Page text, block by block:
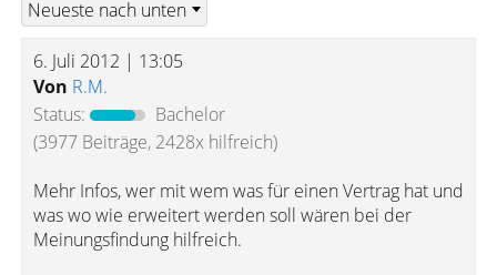
6. Juli 2012 | 13:05
Von R.M.
Status:
Bachelor
(3977 Beiträge, 2428x hilfreich)
Mehr Infos, wer mit wem was für einen Vertrag hat und
was wo wie erweitert werden soll wären bei der
Meinungsfindung hilfreich.